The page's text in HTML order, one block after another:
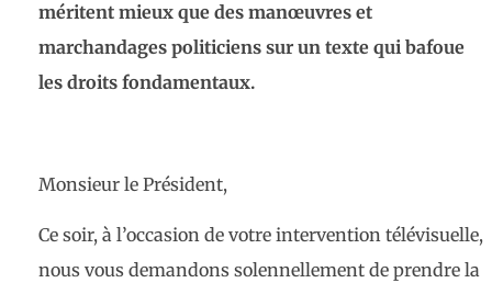
méritent mieux que des manœuvres et
marchandages politiciens sur un texte qui bafoue
les droits fondamentaux.
Monsieur le Président,
Ce soir, à l’occasion de votre intervention télévisuelle,
nous vous demandons solennellement de prendre la